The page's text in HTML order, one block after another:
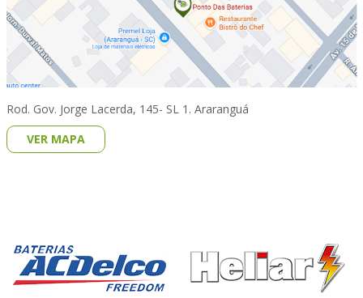
Rod. Gov. Jorge Lacerda, 145- SL 1. Araranguá
VER MAPA